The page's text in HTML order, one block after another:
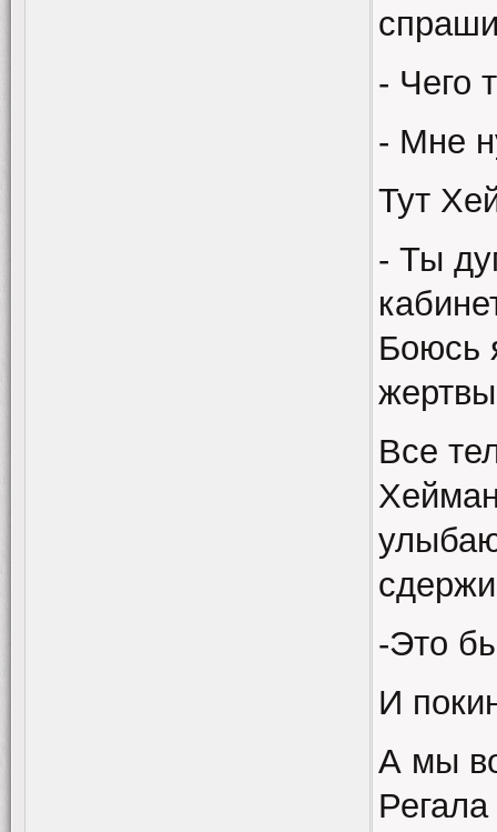
- Чего
- Мне
Тут
- Ты
Боюсь
Все
-Это
И
А мы